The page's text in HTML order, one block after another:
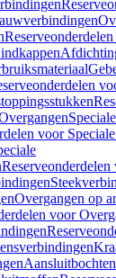
Speciale
voor
Reserveonderdelen
Overgangen op
voor
Aansluitbochten